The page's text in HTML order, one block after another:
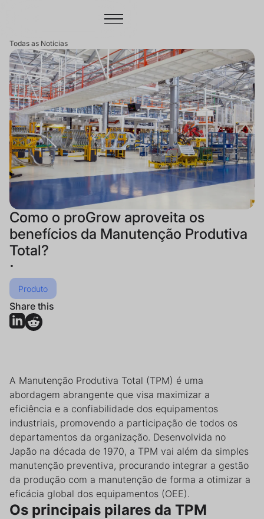
Todas as Notícias
Como o proGrow aproveita os
benefícios da Manutenção Produtiva
Total?
•
Produto
Share this
A Manutenção Produtiva Total (TPM) é uma
abordagem abrangente que visa maximizar a
eficiência e a confiabilidade dos equipamentos
industriais, promovendo a participação de todos os
departamentos da organização. Desenvolvida no
Japão na década de 1970, a TPM vai além da simples
manutenção preventiva, procurando integrar a gestão
da produção com a manutenção de forma a otimizar a
eficácia global dos equipamentos (OEE).
Os principais pilares da TPM